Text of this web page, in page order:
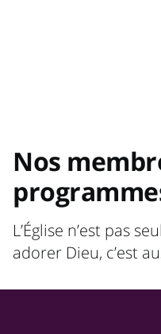
Nos
L’Église n’est pas
adorer Dieu, c’est